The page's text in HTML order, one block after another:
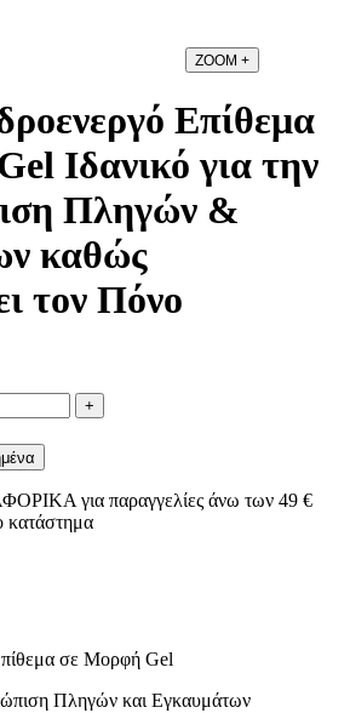
ZOOM +
Επίθεμα
Iδανικό για την
Πληγών &
καθώς
τον Πόνο
+
για παραγγελίες άνω των 49 €
κατάστημα
σε Μορφή Gel
Πληγών και Εγκαυμάτων